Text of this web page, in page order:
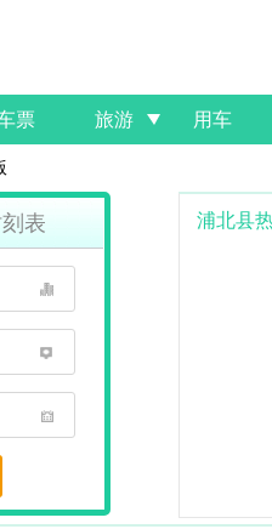
票 旅游 用车
表
1
1
浦北县